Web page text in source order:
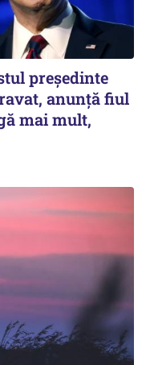
preşedinte
anunță fiul
mai mult,